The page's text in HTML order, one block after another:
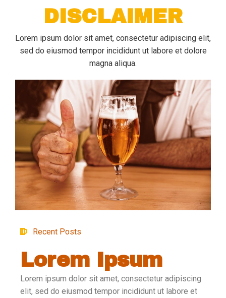
DISCLAIMER
Lorem ipsum dolor sit amet, consectetur adipiscing elit,
sed do eiusmod tempor incididunt ut labore et dolore
magna aliqua.
Recent Posts
Lorem Ipsum
Lorem ipsum dolor sit amet, consectetur adipiscing
elit, sed do eiusmod tempor incididunt ut labore et